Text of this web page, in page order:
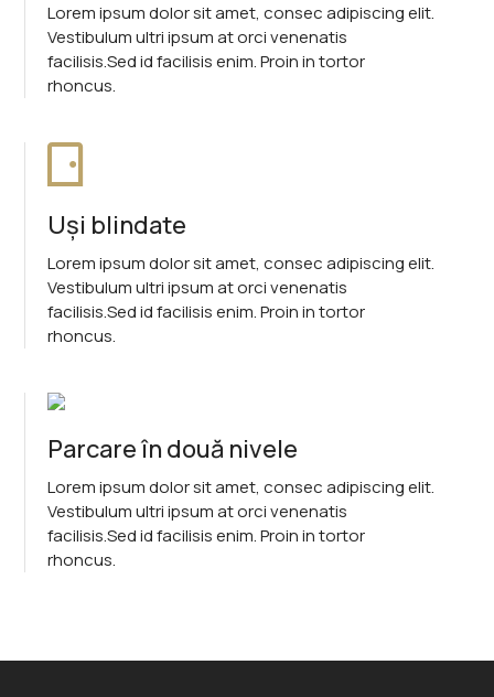
Lorem ipsum dolor sit amet, consec adipiscing elit.
Vestibulum ultri ipsum at orci venenatis
facilisis.Sed id facilisis enim. Proin in tortor
rhoncus.
Uși blindate
Lorem ipsum dolor sit amet, consec adipiscing elit.
Vestibulum ultri ipsum at orci venenatis
facilisis.Sed id facilisis enim. Proin in tortor
rhoncus.
Parcare în două nivele
Lorem ipsum dolor sit amet, consec adipiscing elit.
Vestibulum ultri ipsum at orci venenatis
facilisis.Sed id facilisis enim. Proin in tortor
rhoncus.